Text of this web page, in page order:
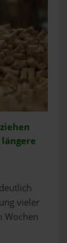
vieler
Wochen